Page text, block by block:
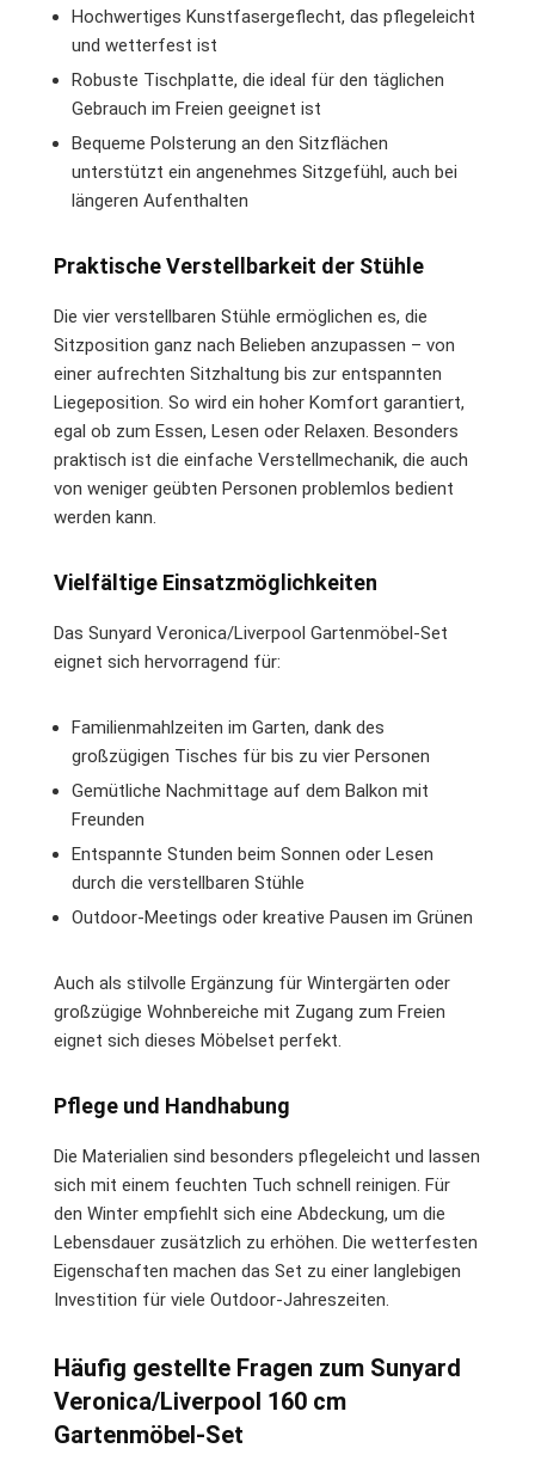
Hochwertiges Kunstfasergeflecht, das pflegeleicht
und wetterfest ist
Robuste Tischplatte, die ideal für den täglichen
Gebrauch im Freien geeignet ist
Bequeme Polsterung an den Sitzflächen
unterstützt ein angenehmes Sitzgefühl, auch bei
längeren Aufenthalten
Praktische Verstellbarkeit der Stühle
Die vier verstellbaren Stühle ermöglichen es, die
Sitzposition ganz nach Belieben anzupassen – von
einer aufrechten Sitzhaltung bis zur entspannten
Liegeposition. So wird ein hoher Komfort garantiert,
egal ob zum Essen, Lesen oder Relaxen. Besonders
praktisch ist die einfache Verstellmechanik, die auch
von weniger geübten Personen problemlos bedient
werden kann.
Vielfältige Einsatzmöglichkeiten
Das Sunyard Veronica/Liverpool Gartenmöbel-Set
eignet sich hervorragend für:
Familienmahlzeiten im Garten, dank des
großzügigen Tisches für bis zu vier Personen
Gemütliche Nachmittage auf dem Balkon mit
Freunden
Entspannte Stunden beim Sonnen oder Lesen
durch die verstellbaren Stühle
Outdoor-Meetings oder kreative Pausen im Grünen
Auch als stilvolle Ergänzung für Wintergärten oder
großzügige Wohnbereiche mit Zugang zum Freien
eignet sich dieses Möbelset perfekt.
Pflege und Handhabung
Die Materialien sind besonders pflegeleicht und lassen
sich mit einem feuchten Tuch schnell reinigen. Für
den Winter empfiehlt sich eine Abdeckung, um die
Lebensdauer zusätzlich zu erhöhen. Die wetterfesten
Eigenschaften machen das Set zu einer langlebigen
Investition für viele Outdoor-Jahreszeiten.
Häufig gestellte Fragen zum Sunyard
Veronica/Liverpool 160 cm
Gartenmöbel-Set